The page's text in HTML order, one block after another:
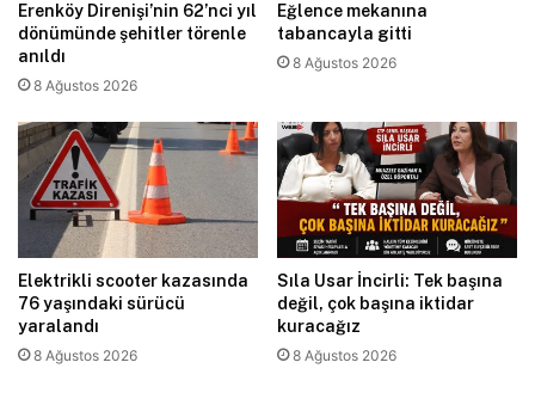
Erenköy Direnişi’nin 62’nci yıl
dönümünde şehitler törenle
anıldı
8 Ağustos 2026
Eğlence mekanına
tabancayla gitti
8 Ağustos 2026
Elektrikli scooter kazasında
76 yaşındaki sürücü
yaralandı
8 Ağustos 2026
Sıla Usar İncirli: Tek başına
değil, çok başına iktidar
kuracağız
8 Ağustos 2026